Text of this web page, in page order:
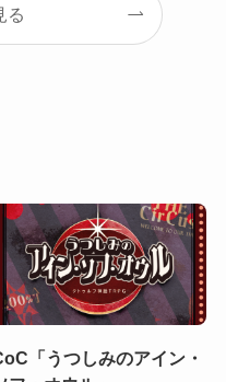
る
「うつしみのアイン・